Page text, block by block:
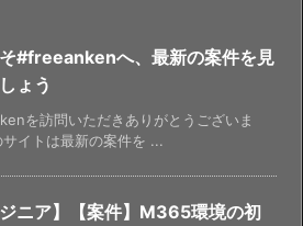
#freeankenへ、最新の案件を見
ょう
を訪問いただきありがとうございま
イトは最新の案件を ...
ジニア】【案件】M365環境の初